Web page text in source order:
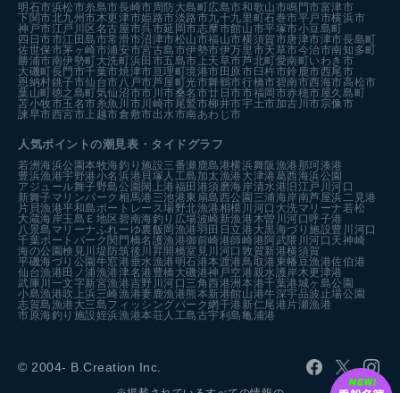
明石市浜松市糸島市長崎市周防大島町広島市和歌山市鳴門市富津市
下関市北九州市木更津市姫路市淡路市九十九里町石巻市平戸市横浜市
神戸市江戸川区 名古屋市呉市延岡市志摩市館山市平塚市小豆島町
四日市市江田島市常滑市沼津市松山市福山市横須賀市唐津市津市長島町
佐世保市茅ヶ崎市浦安市宮古島市伊勢市伊万里市天草市今治市南知多町
勝浦市南伊勢町大洗町浜田市五島市 上天草市芦北町愛南町いわき市
大磯町長門市千葉市焼津市亘理町境港市 田原市 臼杵市鈴鹿市西尾市
恩納村銚子市仙台市八戸市芦屋町光市舞鶴市行橋市碧南市西海市高松市
葉山町徳之島町気仙沼市市川市桑名市廿日市市福岡市赤穂市屋久島町
苫小牧市玉名市糸魚川市川崎市尾鷲市柳井市宇土市加古川市宗像市
諫早市西宮市 上越市倉敷市出水市南あわじ市
人気ポイントの潮見表・タイドグラフ
若洲海浜公園本牧海釣り施設三番瀬 鹿島港横浜舞阪漁港 那珂湊港
豊浜漁港宇野港小名浜港 貝塚人工島 加太漁港 大津港葛西海浜公園
アジュール舞子野島公園 閖上港福田港須磨海岸清水港 旧江戸川河口
新舞子マリンパーク 相馬港 三池港東扇島西公園 三浦海岸南芦屋浜二見港
片貝漁港平和島ボートレース場野北漁港相模川河口 大洗マリーナ若松
大蔵海岸玉島Ｅ地区 碧南海釣り広場波崎新漁港木曽川河口 呼子港
八景島マリーナふれーゆ裏飯岡漁港羽田 日立港 大黒海づり施設豊川河口
千葉ポートパーク 関門橋名護漁港御前崎港師崎港 阿武隈川河口 天神崎
海の公園検見川堤防筑後川昇開橋室見川河口敦賀新港横須賀
平磯海づり公園 牛窓港垂水漁港 明石港本渡港鳥取港 東幡豆漁港佐伯港
仙台漁港 田ノ浦漁港津名港 豊橋 大磯港神戸空港親水護岸木更津港
武庫川一文字新宮漁港吉野川河口 三角西港洲本港千葉港城ヶ島公園
小島漁港吹上浜三崎漁港妻鹿漁港熊本新港館山港牛深宇品波止場公園
志賀島漁港 大三島フィッシングパーク網干港 新仁尾港 片瀬漁港
市原海釣り施設姪浜漁港本荘人工島古宇利島亀浦港
© 2004- B.Creation Inc.